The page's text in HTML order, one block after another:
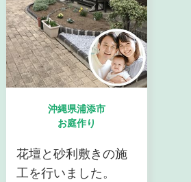
沖縄県浦添市
お庭作り
花壇と砂利敷きの施
工を行いました。